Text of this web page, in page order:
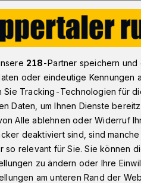
Auswahl der
fest
218-Partner speichern
oder eindeutige Kennungen
Sie Tracking-Technologien für
Daten, um Ihnen Dienste
Alle ablehnen oder Widerruf
deaktiviert sind, sind
so relevant für Sie. Sie können
zu ändern oder Ihre
am unteren Rand der